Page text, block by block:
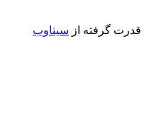
قدرت گرفته از سیناوب